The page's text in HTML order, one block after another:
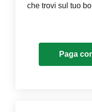
che trovi sul tuo
Paga